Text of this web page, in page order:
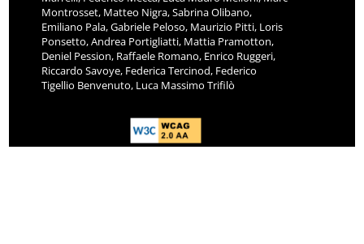
Montrosset, Matteo Nigra, Sabrina Olibano,
Emiliano Pala, Gabriele Peloso, Maurizio Pitti, Loris
Ponsetto, Andrea Portigliatti, Mattia Pramotton,
Deniel Pession, Raffaele Romano, Enrico Ruggeri,
Riccardo Savoye, Federica Tercinod, Federico
Tigellio Benvenuto, Luca Massimo Trifilò